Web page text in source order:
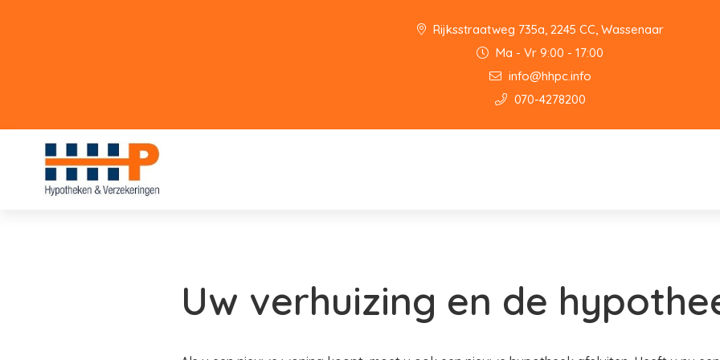
Rijksstraatweg 735a, 2245 CC, Wassenaar
Ma - Vr 9:00 - 17:00
info@hhpc.info
070-4278200
Uw verhuizing en de